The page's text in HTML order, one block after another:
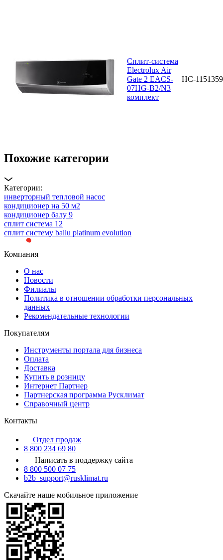
Сплит-система
Electrolux Air
Gate 2 EACS-
07HG-B2/N3
комплект
НС-1151359
Похожие категории
Категории:
инверторный тепловой насос
кондиционер на 50 м2
кондиционер балу 9
сплит система 12
сплит систему ballu platinum evolution
Компания
О нас
Новости
Филиалы
Политика в отношении обработки персональных
данных
Рекомендательные технологии
Покупателям
Инструменты портала для бизнеса
Оплата
Доставка
Купить в розницу
Интернет Партнер
Партнерская программа Русклимат
Справочный центр
Контакты
Отдел продаж
8 800 234 69 80
Написать в поддержку сайта
8 800 500 07 75
b2b_support@rusklimat.ru
Скачайте наше мобильное приложение